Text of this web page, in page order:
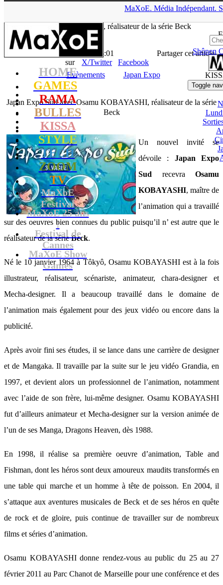
MaXoE. Média Indépendant.
HOME
GAMES
RAMA
BULLES
KISSA
STYLE
TECH
ZOOM
TV
MaXoE
Festival
MaXoE 25 ans
!
Festival de
Cannes
MaXoE Show
Games
Shônen
Toggle
Osamu KOBAYASHI, réalisateur de la série Beck
- 12.01.11, 15:01
Partager cet article
sur
X/Twitter
Facebook
Evènements
Japan Expo
Japan Expo Sud avec Osamu KOBAYASHI, réalisateur de la série
Beck
Un nouvel invité se
dévoile : Japan Expo
Sud recevra Osamu
KOBAYASHI, maître de
l’animation qui a travaillé
sur des oeuvres bien connues du public puisqu’il n’ est autre que le
réalisateur de la sérieBeck.
Né le 10 janvier 1964 à Tôkyô, Osamu KOBAYASHI est à la fois
illustrateur, réalisateur, scénariste, animateur, chara-designer et
Mecha-designer. Il a beaucoup travaillé dans le domaine de
l’animation mais également pour des jeux vidéo ou encore dans la
publicité.
Après avoir fini ses études, il se lance dans une carrière de designer
et de Mangaka. Il travaille par la suite sur le jeu vidéo Grandia, en
1997, et devient alors un professionnel de l’animation, notamment
avec l’aide de son frère, lui-même designer. Osamu KOBAYASHI
fut d’ailleurs animateur et Mecha-designer sur la version animée de
l’un de ses Manga, Dragons Heaven, dès 1988.
En 1998, il réalise sa première oeuvre d’animation, Table and
Fishman, dont les héros sont deux amoureux maudits transformés en
une table qui marche et un homme à tête de poisson. En 2004, il
s’attaque aux aventures musicales de Beck et de ses héros en quête
de rock et de gloire, puis continue de travailler sur de nombreux
films et séries d’animation.
Osamu KOBAYASHI donne rendez-vous au public du 25 au 27
février 2011 au Parc Chanot de Marseille pour une conférence et des